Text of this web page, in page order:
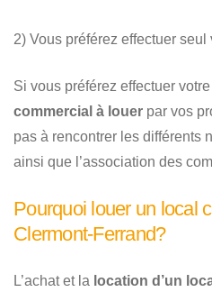
2) Vous préférez effectuer
Si vous préférez effectuer
commercial à louer par vos
pas à rencontrer les différents
ainsi que l’association des
Pourquoi louer un local
Clermont-Ferrand?
L’achat et la location d’un